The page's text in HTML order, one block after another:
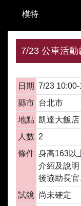
模特
7/23 公車活
日期 7/23 10:00-
縣市 台北市
地點 凱達大飯店
人數 2
條件 身高163以
介紹及說
後協助長官
試鏡 尚未確定